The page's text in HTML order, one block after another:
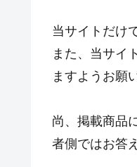
当サイトだけ
また、当サイ
ますようお願
尚、掲載商品
者側ではお答